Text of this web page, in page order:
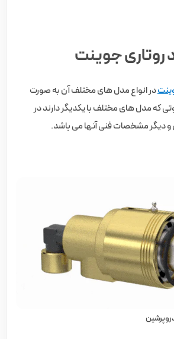
روتاری جوینت
در انواع مدل های مختلف آن به صورت
که مدل های مختلف با یکدیگر دارند در
دیگر مشخصات فنی آنها می باشد.